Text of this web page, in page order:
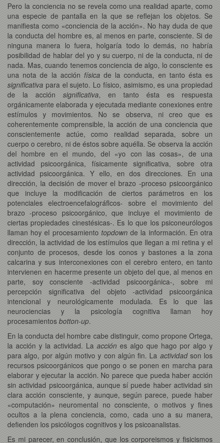
Pero la conciencia no se revela como una realidad aparte, como
una especie de pantalla en la que se reflejan los objetos. Se
manifiesta como «conciencia de la acción». No hay duda de que
la conducta del hombre es, al menos en parte, consciente. Si de
ninguna manera lo fuera, holgaría todo lo demás, no habría
posibilidad de hablar del yo y su cuerpo, ni de la conducta, ni de
nada. Mas, cuando tenemos conciencia de algo, lo consciente es
una nota de la acción física de la conducta, en tanto ésta es
significativa para el sujeto. Lo físico, asimismo, es una propiedad
de la acción significativa, en tanto ésta es respuesta
orgánicamente elaborada y ejecutada mediante conexiones entre
estímulos y movimientos. No se observa, ni creo que es
coherentemente comprensible, la acción de una conciencia que
conscientemente actúe, como realidad separada, sobre un
cuerpo o cerebro, ni de éstos sobre aquélla. Se observa la acción
del hombre en el mundo, del «yo con las cosas», de una
actividad psicoorgánica, físicamente significativa, sobre otra
actividad psicoorgánica. Y ello, en dos direcciones. En una
dirección, la decisión de mover el brazo -proceso psicoorgánico
que incluye la modificación de ciertos parámetros en los
potenciales electroencefalográflcos- sobre el movimiento del
brazo -proceso psicoorgánico, que incluye el movimiento de
ciertas propiedades cinestésicas-. Es lo que los psiconeurólogos
llaman hoy el procesamiento topdownde la información. En otra
dirección, la actividad de los estímulos que llegan a mi retina y el
conjunto de procesos, desde los conos y bastones a la zona
calcarina y sus interconexiones con el cerebro entero, en tanto
intervienen en hacerme presente un objeto del que, al menos en
parte, soy consciente -actividad psicoorgánica-, sobre mi
percepción significativa del objeto -actividad psicoorgánica
intencional y neurológicamente modulada. Es lo que las
neurociencias y la psicología cognitiva llaman hoy
procesamientos botton-up.
En la conducta del hombre cabe distinguir, como propone Ortega,
la acción y la actividad. La acción es algo que hago por algo y
para algo, por algún motivo y con algún fin. La actividadson los
recursos psicoorgánicos que pongo o se ponen en marcha para
elaborar y ejecutar la acción. No parece que pueda haber acción
sin actividad psicoorgánica, aunque sí puede haber actividad sin
clara acción consciente, y aunque, según parece, puede haber
«computación» neuromental no consciente, o motivos y fines
ocultos a la plena conciencia, como, cada uno a su manera,
defienden los psicólogos cognitivos y los psicoanalistas.
Es mi parecer, en conclusión, que los corporeismos y fisicismos